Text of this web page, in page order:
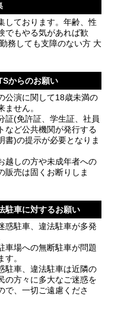
しております。年齢、性
でもやる気があれば歓
務しても支障のない方 大
からのお願い
公演に関して18歳未満の
ません。
証(免許証、学生証、社員
など公共機関が発行する
書)の提示が必要となりま
越しの方や未成年者への
販売は固くお断りしま
駐車に対するお願い
惑駐車、違法駐車が多発
車場への無断駐車が問題
す。
駐車、違法駐車は近隣の
の方々に多大なご迷惑を
で、一切ご遠慮くださ